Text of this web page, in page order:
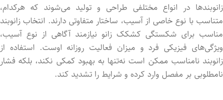
زانوبندها در انواع مختلفی طراحی و تولید می‌شوند که هرکدام،
متناسب با نوع خاصی از آسیب، ساختار متفاوتی دارند. انتخاب زانوبند
مناسب برای شکستگی کشکک زانو نیازمند آگاهی از نوع آسیب،
ویژگی‌های فیزیکی فرد و میزان فعالیت روزانه اوست. استفاده از
زانوبند نامناسب ممکن است نه‌تنها به بهبود کمکی نکند، بلکه فشار
نامطلوبی بر مفصل وارد کرده و شرایط را تشدید کند.